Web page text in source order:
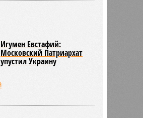
Игумен Евстафий:
Московский Патриархат
упустил Украину